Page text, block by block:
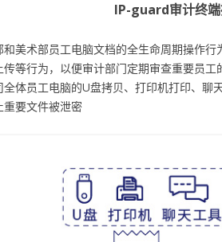
IP-guard审计终
和美术部员工电脑文档的全生命周期操作行
传等行为，以便审计部门定期审查重要员工
全体员工电脑的U盘拷贝、打印机打印、聊
重要文件被泄密